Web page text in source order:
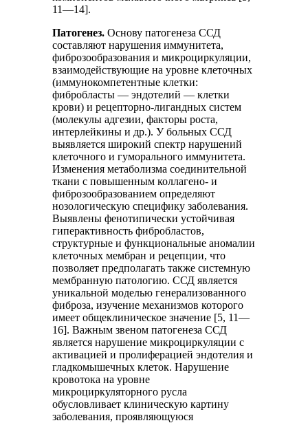
11—14].
Патогенез. Основу патогенеза ССД
составляют нарушения иммунитета,
фиброзообразования и микроциркуляции,
взаимодействующие на уровне клеточных
(иммунокомпетентные клетки:
фибробласты — эндотелий — клетки
крови) и рецепторно-лигандных систем
(молекулы адгезии, факторы роста,
интерлейкины и др.). У больных ССД
выявляется широкий спектр нарушений
клеточного и гуморального иммунитета.
Изменения метаболизма соединительной
ткани с повышенным коллагено- и
фиброзообразованием определяют
нозологическую специфику заболевания.
Выявлены фенотипически устойчивая
гиперактивность фибробластов,
структурные и функциональные аномалии
клеточных мембран и рецепции, что
позволяет предполагать также системную
мембранную патологию. ССД является
уникальной моделью генерализованного
фиброза, изучение механизмов которого
имеет общеклиническое значение [5, 11—
16]. Важным звеном патогенеза ССД
является нарушение микроциркуляции с
активацией и пролиферацией эндотелия и
гладкомышечных клеток. Нарушение
кровотока на уровне
микроциркуляторного русла
обусловливает клиническую картину
заболевания, проявляющуюся